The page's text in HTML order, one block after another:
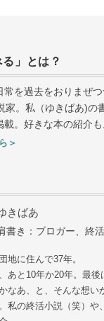
る」とは？
を過去をおりまぜつ
家。私（ゆきばあ)の
載。好きな本の紹介も
＞
きばあ
書き：ブロガー、終
地に住んで37年。
あと10年か20年。最後
なあ、と、そんな想い
私の終活小説（笑）や